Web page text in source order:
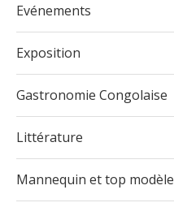
Evénements
Exposition
Gastronomie Congolaise
Littérature
Mannequin et top modèle